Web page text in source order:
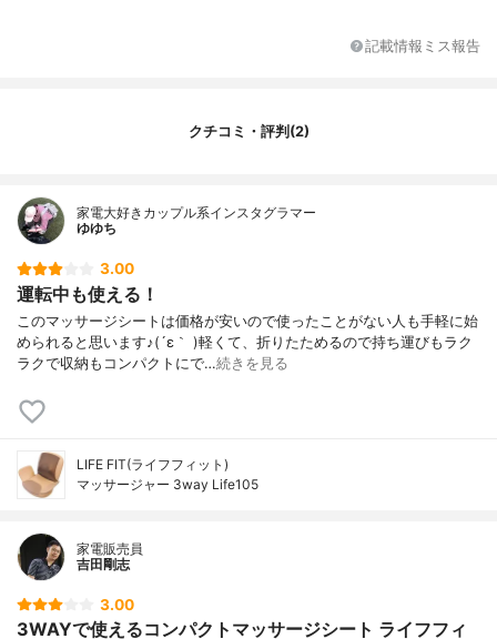
記載情報ミス報告
クチコミ・評判(2)
家電大好きカップル系インスタグラマー
ゆゆち
3.00
運転中も使える！
このマッサージシートは価格が安いので使ったことがない人も手軽に始
められると思います♪(´ε｀ )軽くて、折りたためるので持ち運びもラク
ラクで収納もコンパクトにで…続きを見る
LIFE FIT(ライフフィット)
マッサージャー 3way Life105
家電販売員
吉田剛志
3.00
3WAYで使えるコンパクトマッサージシート ライフフィ